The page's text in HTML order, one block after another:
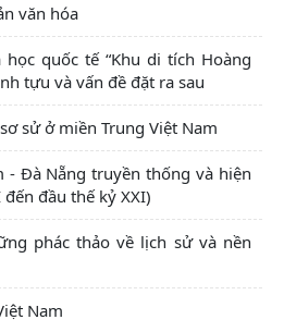
văn hóa
quốc tế “Khu di tích Hoàng
tựu và vấn đề đặt ra sau
sử ở miền Trung Việt Nam
- Đà Nẵng truyền thống và hiện
đầu thế kỷ XXI)
phác thảo về lịch sử và nền
Nam